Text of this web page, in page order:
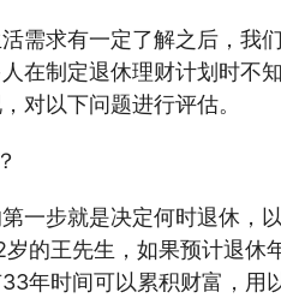
需求有一定了解之后，我
在制定退休理财计划时不
对以下问题进行评估。
一步就是决定何时退休，
的王先生，如果预计退休
年时间可以累积财富，用